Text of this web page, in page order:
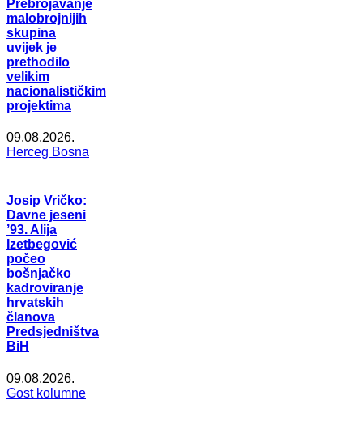
Prebrojavanje
malobrojnijih
skupina
uvijek je
prethodilo
velikim
nacionalističkim
projektima
09.08.2026.
Herceg Bosna
Josip Vričko:
Davne jeseni
’93. Alija
Izetbegović
počeo
bošnjačko
kadroviranje
hrvatskih
članova
Predsjedništva
BiH
09.08.2026.
Gost kolumne